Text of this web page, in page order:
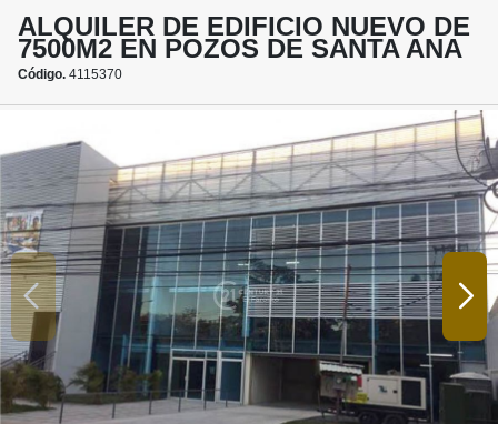
ALQUILER DE EDIFICIO NUEVO DE
7500M2 EN POZOS DE SANTA ANA
Código. 4115370